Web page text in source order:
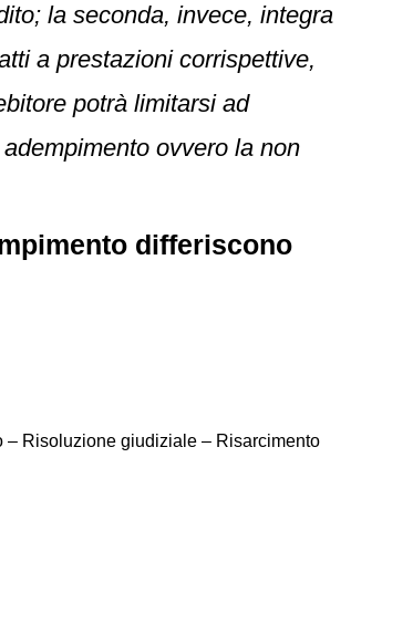
la seconda, invece, integra
a prestazioni corrispettive,
potrà limitarsi ad
ovvero la non
differiscono
– Risoluzione giudiziale – Risarcimento